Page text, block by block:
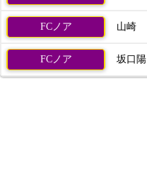
FCノア 山崎
FCノア 坂口陽